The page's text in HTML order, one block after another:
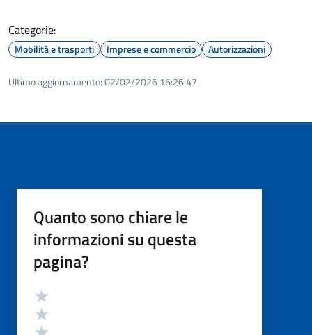
Categorie:
Mobilità e trasporti Imprese e commercio Autorizzazioni
Ultimo aggiornamento:02/02/2026 16:26.47
Quanto sono chiare le
informazioni su questa
pagina?
Valutazione